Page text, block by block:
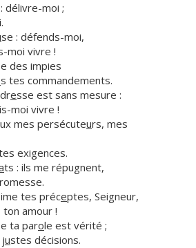
délivre-moi ;
se : défends-moi,
moi vivre !
des impies
s tes commandements.
esse est sans mesure :
moi vivre !
mes persécuteurs, mes
exigences.
ts : ils me répugnent,
tes préceptes, Seigneur,
amour !
ta parole est vérité ;
ustes décisions.